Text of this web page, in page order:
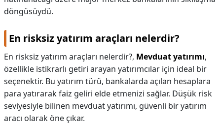
döngüsüydü.
En risksiz yatırım araçları nelerdir?
En risksiz yatırım araçları nelerdir?, Mevduat yatırımı,
özellikle istikrarlı getiri arayan yatırımcılar için ideal bir
seçenektir. Bu yatırım türü, bankalarda açılan hesaplara
para yatırarak faiz geliri elde etmenizi sağlar. Düşük risk
seviyesiyle bilinen mevduat yatırımı, güvenli bir yatırım
aracı olarak öne çıkar.